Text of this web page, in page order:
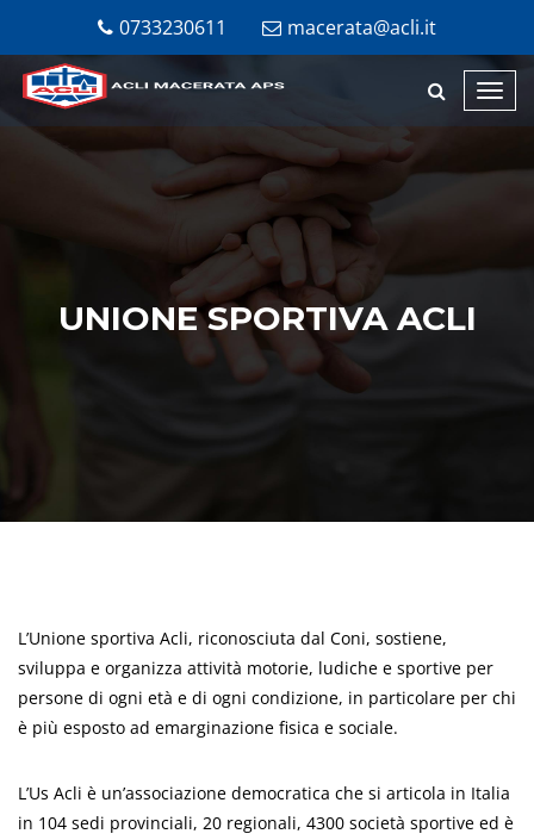
0733230611 macerata@acli.it
UNIONE SPORTIVA ACLI
L’Unione sportiva Acli, riconosciuta dal Coni, sostiene,
sviluppa e organizza attività motorie, ludiche e sportive per
persone di ogni età e di ogni condizione, in particolare per chi
è più esposto ad emarginazione fisica e sociale.
L’Us Acli è un’associazione democratica che si articola in Italia
in 104 sedi provinciali, 20 regionali, 4300 società sportive ed è